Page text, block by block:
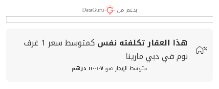
بدعم من DataGuru
هذا العقار تكلفته نفس كمتوسط سعر
1 غرف
نوم في دبي مارينا
متوسط الإيجار هو ١١٠٬١٠٧ درهم